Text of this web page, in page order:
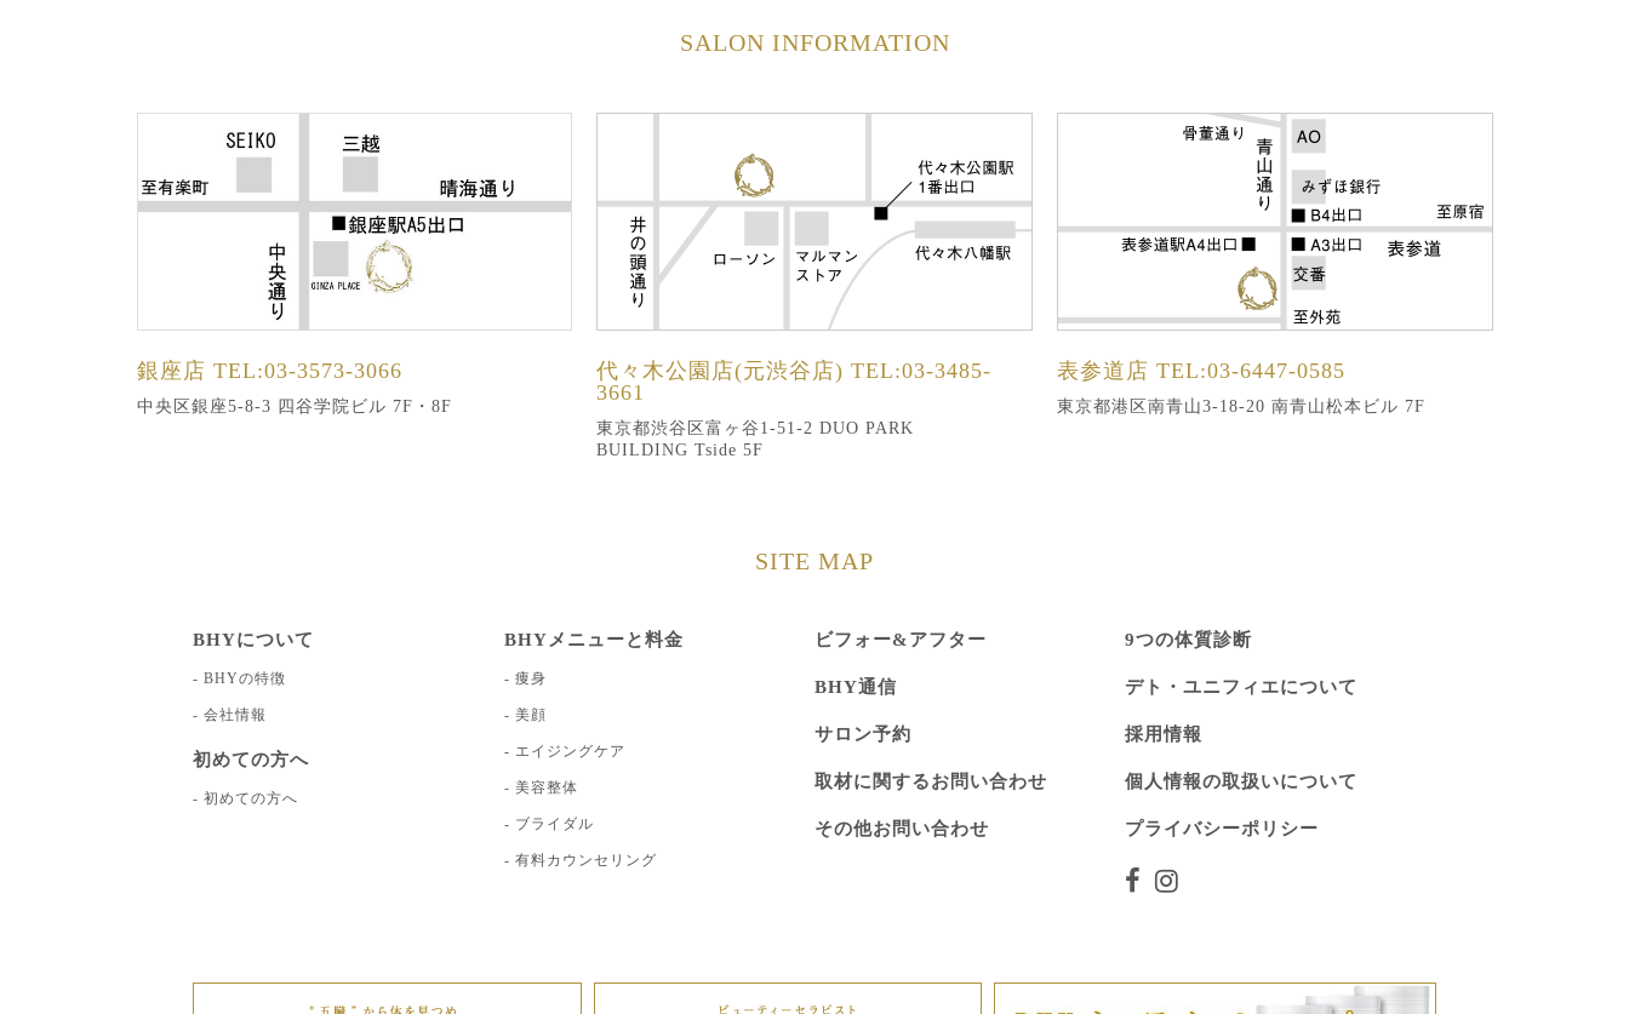
SALON INFORMATION
銀座店 TEL:03-3573-3066
中央区銀座5-8-3 四谷学院ビル 7F・8F
代々木公園店(元渋谷店) TEL:03-3485-
3661
東京都渋谷区富ヶ谷1-51-2 DUO PARK
BUILDING Tside 5F
表参道店 TEL:03-6447-0585
東京都港区南青山3-18-20 南青山松本ビル 7F
SITE MAP
BHYについて
BHYの特徴
会社情報
初めての方へ
初めての方へ
BHYメニューと料金
痩身
美顔
エイジングケア
美容整体
ブライダル
有料カウンセリング
ビフォー&アフター
BHY通信
サロン予約
取材に関するお問い合わせ
その他お問い合わせ
9つの体質診断
デト・ユニフィエについて
採用情報
個人情報の取扱いについて
プライバシーポリシー